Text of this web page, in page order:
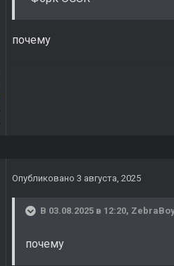
почему
Опубликовано 3 августа, 2025
В 03.08.2025 в 12:20,
почему